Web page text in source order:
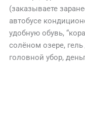
(заказываете
автобусе
удобную обувь,
солёном озере,
головной убор,